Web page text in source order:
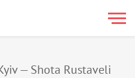
— Shota Rustaveli